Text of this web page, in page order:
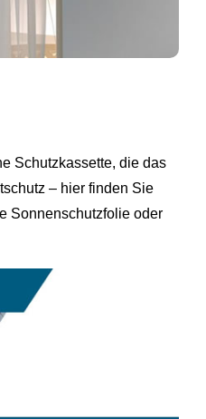
Schutzkassette, die das
– hier finden Sie
Sonnenschutzfolie oder